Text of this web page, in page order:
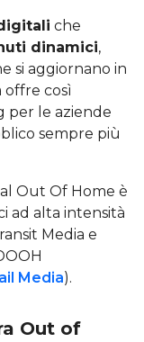
che
dinamici,
si aggiornano in
offre così
per le aziende
sempre più
Out Of Home è
ad alta intensità
Media e
Media).
Out of